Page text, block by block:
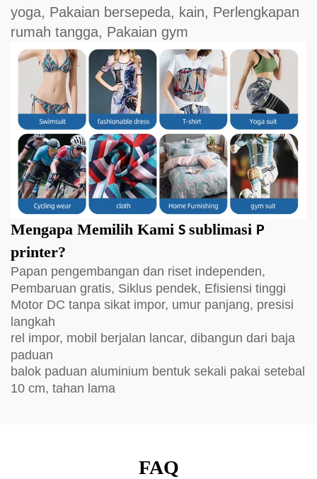
yoga, Pakaian bersepeda, kain, Perlengkapan
rumah tangga, Pakaian gym
Mengapa Memilih Kami S sublimasi P
printer?
Papan pengembangan dan riset independen,
Pembaruan gratis, Siklus pendek, Efisiensi tinggi
Motor DC tanpa sikat impor, umur panjang, presisi
langkah
rel impor, mobil berjalan lancar, dibangun dari baja
paduan
balok paduan aluminium bentuk sekali pakai setebal
10 cm, tahan lama
FAQ